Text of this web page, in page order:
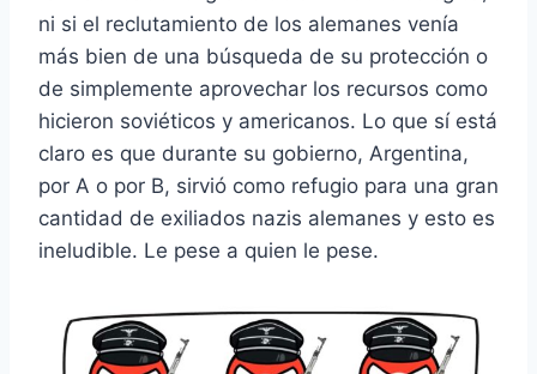
ni si el reclutamiento de los alemanes venía
más bien de una búsqueda de su protección o
de simplemente aprovechar los recursos como
hicieron soviéticos y americanos. Lo que sí está
claro es que durante su gobierno, Argentina,
por A o por B, sirvió como refugio para una gran
cantidad de exiliados nazis alemanes y esto es
ineludible. Le pese a quien le pese.